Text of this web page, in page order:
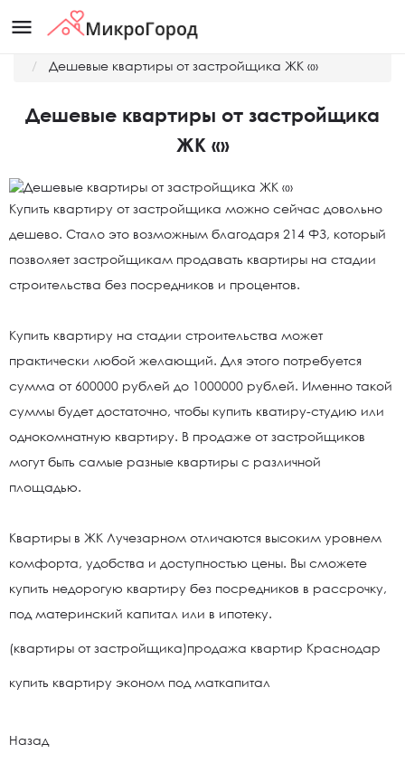
menu
Дешевые квартиры от застройщика ЖК «»
Дешевые квартиры от застройщика
ЖК «»
Купить квартиру от застройщика можно сейчас довольно
дешево. Стало это возможным благодаря 214 ФЗ, который
позволяет застройщикам продавать квартиры на стадии
строительства без посредников и процентов.
Купить квартиру на стадии строительства может
практически любой желающий. Для этого потребуется
сумма от 600000 рублей до 1000000 рублей. Именно такой
суммы будет достаточно, чтобы купить кватиру-студию или
однокомнатную квартиру. В продаже от застройщиков
могут быть самые разные квартиры с различной
площадью.
Квартиры в ЖК Лучезарном отличаются высоким уровнем
комфорта, удобства и доступностью цены. Вы сможете
купить недорогую квартиру без посредников в рассрочку,
под материнский капитал или в ипотеку.
(квартиры от застройщика)продажа квартир Краснодар
купить квартиру эконом под маткапитал
Назад